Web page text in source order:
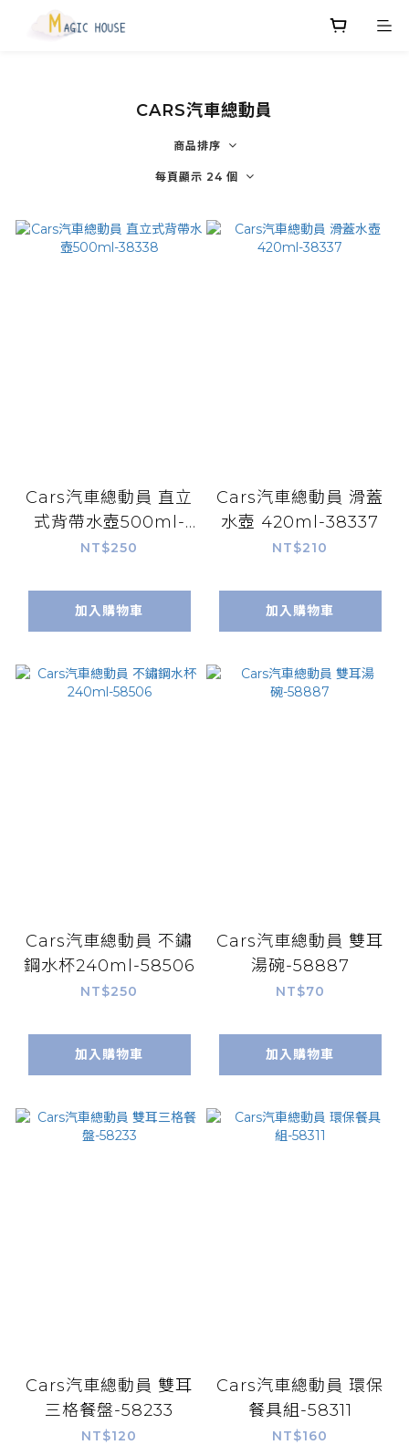
CARS汽車總動員
商品排序
每頁顯示 24 個
Cars汽車總動員 直立
式背帶水壺500ml-
38338
NT$250
加入購物車
Cars汽車總動員 滑蓋
水壺 420ml-38337
NT$210
加入購物車
Cars汽車總動員 不鏽
鋼水杯240ml-58506
NT$250
加入購物車
Cars汽車總動員 雙耳
湯碗-58887
NT$70
加入購物車
Cars汽車總動員 雙耳
三格餐盤-58233
NT$120
Cars汽車總動員 環保
餐具組-58311
NT$160